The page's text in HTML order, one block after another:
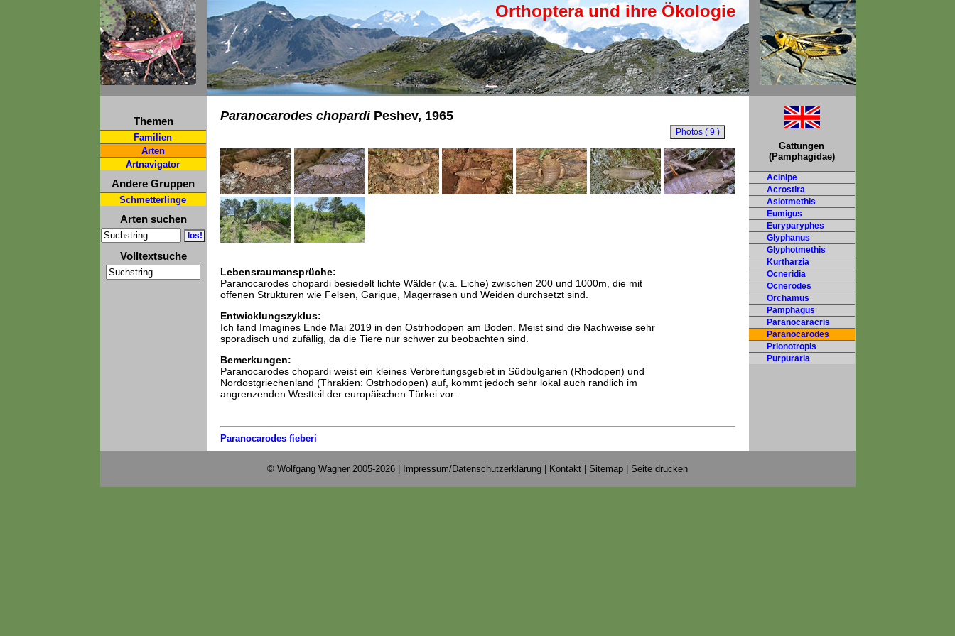
Orthoptera und ihre Ökologie
Themen
Familien
Arten
Artnavigator
Andere Gruppen
Schmetterlinge
Arten suchen
Volltextsuche
Paranocarodes chopardiPeshev, 1965
Lebensraumansprüche:
Paranocarodes chopardi besiedelt lichte Wälder (v.a. Eiche) zwischen 200 und 1000m, die mit
offenen Strukturen wie Felsen, Garigue, Magerrasen und Weiden durchsetzt sind.
Entwicklungszyklus:
Ich fand Imagines Ende Mai 2019 in den Ostrhodopen am Boden. Meist sind die Nachweise sehr
sporadisch und zufällig, da die Tiere nur schwer zu beobachten sind.
Bemerkungen:
Paranocarodes chopardi weist ein kleines Verbreitungsgebiet in Südbulgarien (Rhodopen) und
Nordostgriechenland (Thrakien: Ostrhodopen) auf, kommt jedoch sehr lokal auch randlich im
angrenzenden Westteil der europäischen Türkei vor.
Paranocarodes fieberi
Gattungen
(Pamphagidae)
Acinipe
Acrostira
Asiotmethis
Eumigus
Euryparyphes
Glyphanus
Glyphotmethis
Kurtharzia
Ocneridia
Ocnerodes
Orchamus
Pamphagus
Paranocaracris
Paranocarodes
Prionotropis
Purpuraria
© Wolfgang Wagner 2005-2026 | Impressum/Datenschutzerklärung Kontakt Sitemap Seite drucken